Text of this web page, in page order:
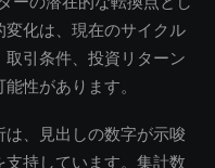
化は、現在のサイクル
引条件、投資リターン
性があります。
、見出しの数字が示唆
持しています。集計数